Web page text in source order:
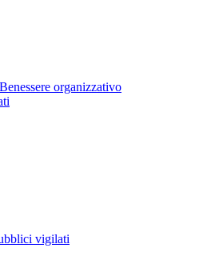
Benessere organizzativo
vigilati